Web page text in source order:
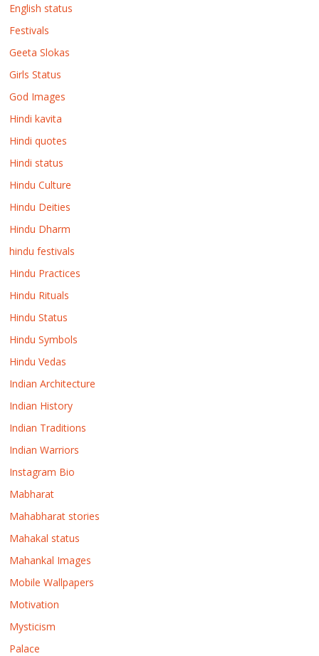
English status
Festivals
Geeta Slokas
Girls Status
God Images
Hindi kavita
Hindi quotes
Hindi status
Hindu Culture
Hindu Deities
Hindu Dharm
hindu festivals
Hindu Practices
Hindu Rituals
Hindu Status
Hindu Symbols
Hindu Vedas
Indian Architecture
Indian History
Indian Traditions
Indian Warriors
Instagram Bio
Mabharat
Mahabharat stories
Mahakal status
Mahankal Images
Mobile Wallpapers
Motivation
Mysticism
Palace